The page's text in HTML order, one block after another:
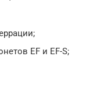
EF и EF-S;